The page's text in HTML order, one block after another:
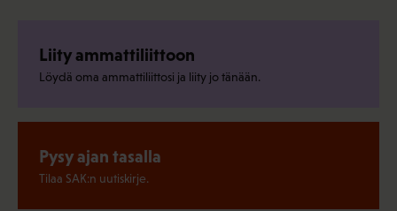
Liity ammattiliittoon
Löydä oma ammattiliittosi ja liity jo tänään.
Pysy ajan tasalla
Tilaa SAK:n uutiskirje.